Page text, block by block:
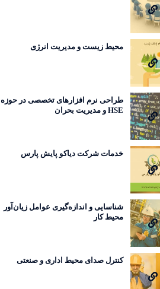
محیط زیست و مدیریت انرژی
طراحی نرم افزارهای تخصصی در حوزه
HSE و مدیریت بحران
خدمات شرکت دیاکو پایش پارس
شناسایی و اندازه‌گیری عوامل زیان‌آور
محیط کار
کنترل صدای محیط اداری و صنعتی